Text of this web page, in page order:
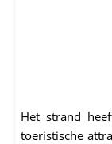
Het strand
toeristische